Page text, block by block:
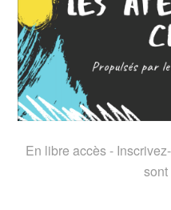
En libre accès -